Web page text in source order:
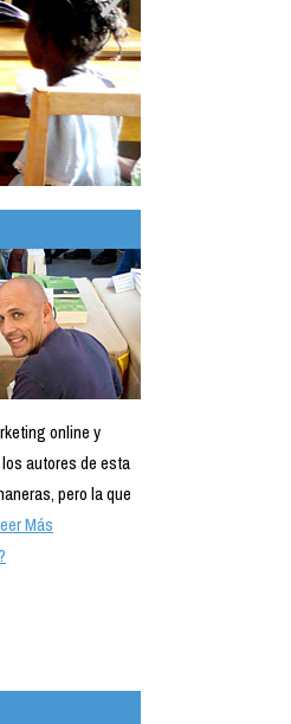
online y
autores de esta
pero la que
Más